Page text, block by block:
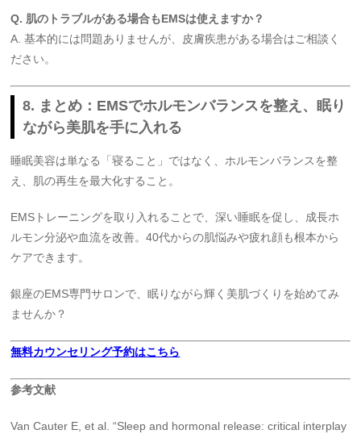
Q. 肌のトラブルがある場合もEMSは使えますか？
A. 基本的には問題ありませんが、皮膚疾患がある場合はご相談く
ださい。
8. まとめ：EMSでホルモンバランスを整え、眠り
ながら美肌を手に入れる
睡眠美容は単なる「寝ること」ではなく、ホルモンバランスを整
え、肌の再生を最大化すること。
EMSトレーニングを取り入れることで、深い睡眠を促し、成長ホ
ルモン分泌や血流を改善。40代からの肌悩みや疲れ顔も根本から
ケアできます。
銀座のEMS専門サロンで、眠りながら輝く美肌づくりを始めてみ
ませんか？
無料カウンセリング予約はこちら
参考文献
Van Cauter E, et al. “Sleep and hormonal release: critical interplay